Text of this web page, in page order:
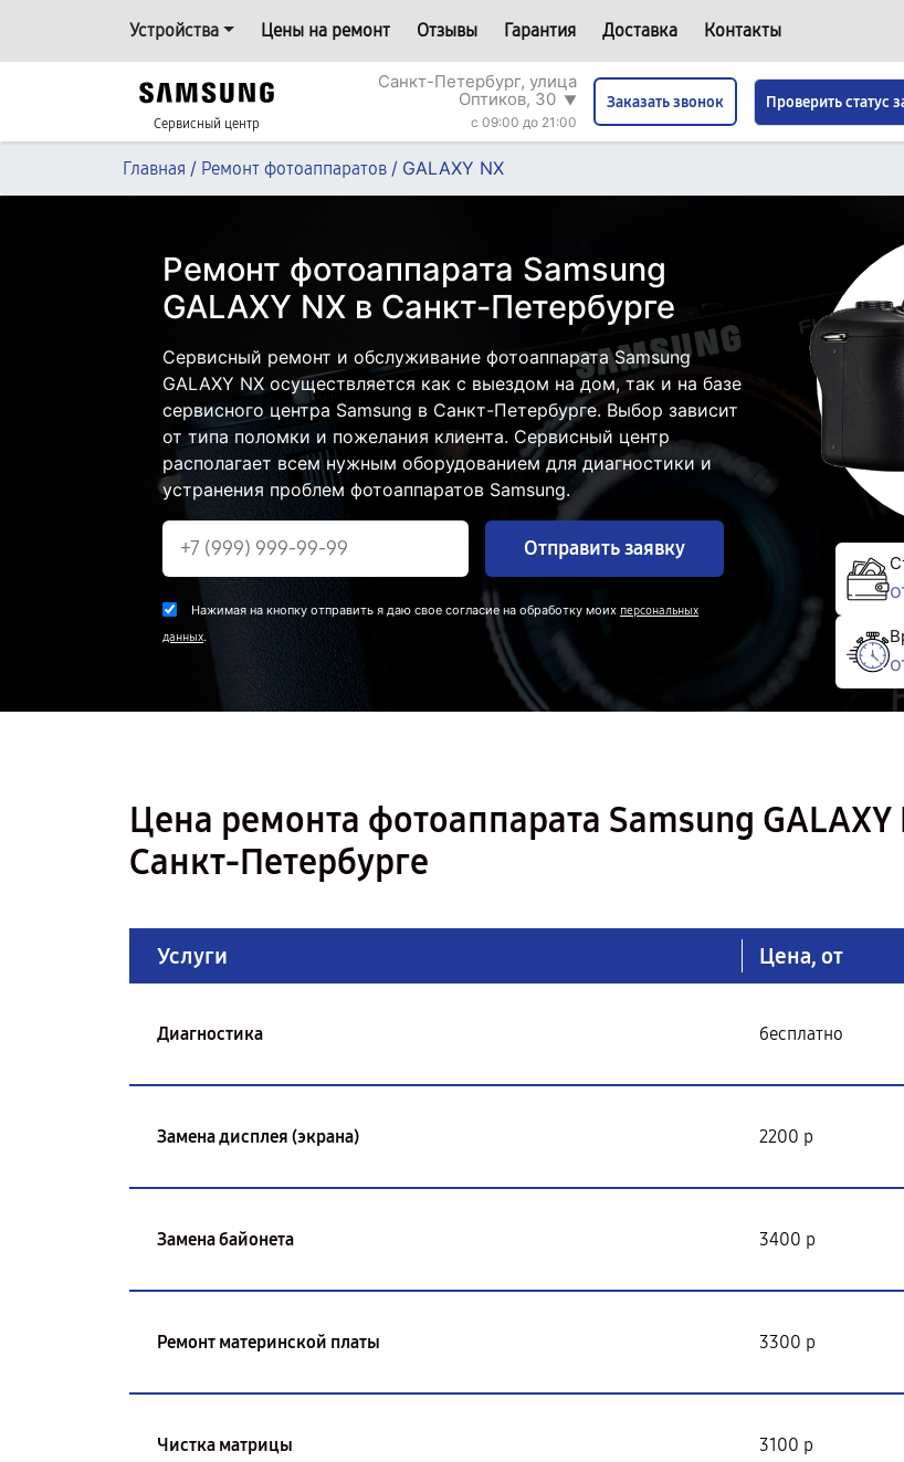
Устройства Цены на ремонт Отзывы Гарантия Доставка Контакты
Сервисный центр
Санкт-Петербург, улица
Оптиков, 30 ▼
c 09:00 до 21:00
Заказать звонок Проверить статус
Главная / Ремонт фотоаппаратов / GALAXY NX
Ремонт фотоаппарата Samsung
GALAXY NX в Санкт-Петербурге
Сервисный ремонт и обслуживание фотоаппарата Samsung
GALAXY NX осуществляется как с выездом на дом, так и на базе
сервисного центра Samsung в Санкт-Петербурге. Выбор зависит
от типа поломки и пожелания клиента. Сервисный центр
располагает всем нужным оборудованием для диагностики и
устранения проблем фотоаппаратов Samsung.
Отправить заявку
Нажимая на кнопку отправить я даю свое согласие на обработку моих персональных
данных.
Цена ремонта фотоаппарата Samsung GALAXY
Санкт-Петербурге
Услуги Цена, от
Диагностика бесплатно
Замена дисплея (экрана) 2200 р
Замена байонета 3400 р
Ремонт материнской платы 3300 р
Чистка матрицы 3100 р